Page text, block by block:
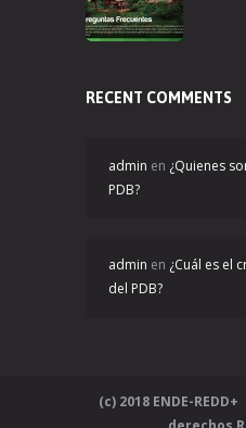
RECENT COMMENTS
admin en ¿Quienes
PDB?
admin en ¿Cuál es el
del PDB?
(c) 2018 ENDE-